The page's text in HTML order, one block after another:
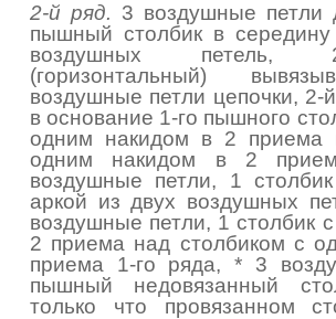
2-й ряд. 3 воздушные петли
пышный столбик в
воздушных петель,
(горизонтальный)
воздушные петли цепочки,
в основание 1-го пышного
одним накидом в 2 приема
одним накидом в 2
воздушные петли, 1
аркой из двух воздушных
воздушные петли, 1 столбик
2 приема над столбиком с
приема 1-го ряда, * 3
пышный недовязанный
только что провязанном